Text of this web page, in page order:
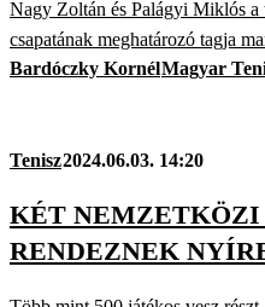
Nagy Zoltán és Palágyi Miklós a
csapatának meghatározó tagja
Bardóczky KornélMagyar
Tenisz2024.06.03. 14:20
KÉT NEMZETKÖZI
RENDEZNEK